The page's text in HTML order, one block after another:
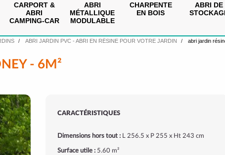
CARPORT &
ABRI
CAMPING-CAR
ABRI
MÉTALLIQUE
MODULABLE
CHARPENTE
EN BOIS
ABRI DE
ABRI JARDIN PVC - ABRI EN RÉSINE POUR VOTRE JARDIN abri jardin
- 6M²
CARACTÉRISTIQUES
Dimensions hors tout :L 256.5 x P 255 x Ht 243 cm
Surface utile :5.60 m²